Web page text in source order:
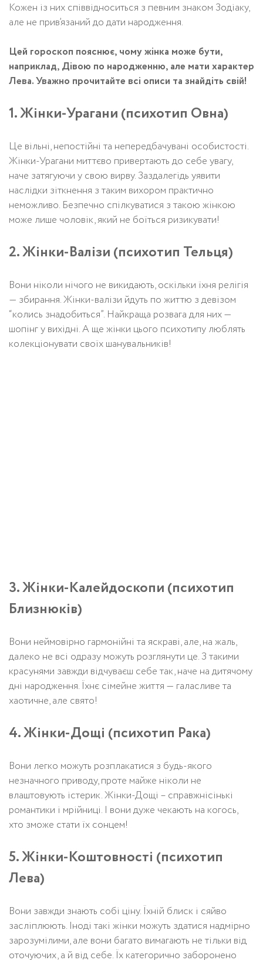
Кожен із них співвідноситься з певним знаком Зодіаку,
але не прив’язаний до дати народження.
Цей гороскоп пояснює, чому жінка може бути,
наприклад, Дівою по народженню, але мати характер
Лева. Уважно прочитайте всі описи та знайдіть свій!
1. Жінки-Урагани (психотип Овна)
Це вільні, непостійні та непередбачувані особистості.
Жінки-Урагани миттєво привертають до себе увагу,
наче затягуючи у свою вирву. Заздалегідь уявити
наслідки зіткнення з таким вихором практично
неможливо. Безпечно спілкуватися з такою жінкою
може лише чоловік, який не боїться ризикувати!
2. Жінки-Валізи (психотип Тельця)
Вони ніколи нічого не викидають, оскільки їхня релігія
— збирання. Жінки-валізи йдуть по життю з девізом
“колись знадобиться”. Найкраща розвага для них —
шопінг у вихідні. А ще жінки цього психотипу люблять
колекціонувати своїх шанувальників!
3. Жінки-Калейдоскопи (психотип
Близнюків)
Вони неймовірно гармонійні та яскраві, але, на жаль,
далеко не всі одразу можуть розглянути це. З такими
красунями завжди відчуваєш себе так, наче на дитячому
дні народження. Їхнє сімейне життя — галасливе та
хаотичне, але свято!
4. Жінки-Дощі (психотип Рака)
Вони легко можуть розплакатися з будь-якого
незначного приводу, проте майже ніколи не
влаштовують істерик. Жінки-Дощі – справжнісінькі
романтики і мрійниці. І вони дуже чекають на когось,
хто зможе стати їх сонцем!
5. Жінки-Коштовності (психотип
Лева)
Вони завжди знають собі ціну. Їхній блиск і сяйво
засліплюють. Іноді такі жінки можуть здатися надмірно
зарозумілими, але вони багато вимагають не тільки від
оточуючих, а й від себе. Їх категорично заборонено